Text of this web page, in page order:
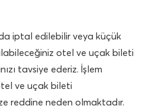
iptal edilebilir veya küçük
otel ve uçak bileti
tavsiye ederiz. İşlem
ve uçak bileti
reddine neden olmaktadır.